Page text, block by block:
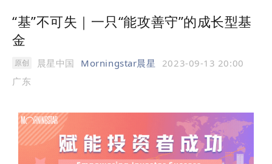
“基”不可失｜一只“能攻善守”的成长型基
金
原创 晨星中国 Morningstar晨星
2023-09-13 20:00
广东